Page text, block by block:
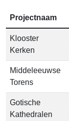
Projectnaam
Klooster
Kerken
Middeleeuwse
Torens
Gotische
Kathedralen